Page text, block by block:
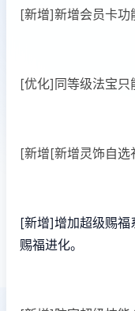
[新增]新增会员卡功
[优化]同等级法宝只
[新增[新增灵饰自选
[新增]增加超级赐福
赐福进化。